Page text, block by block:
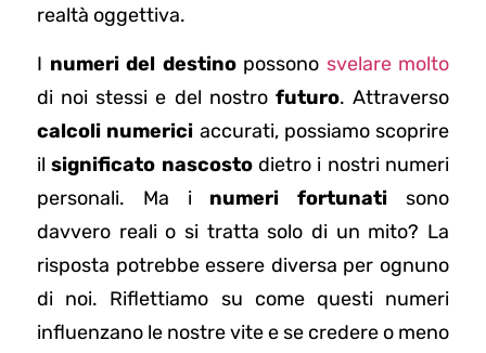
realtà oggettiva.
I numeri del destinopossono svelare molto
di noi stessi e del nostro futuro. Attraverso
calcoli numerici accurati, possiamo scoprire
ilsignificato nascostodietro i nostri numeri
personali. Ma i numeri fortunati sono
davvero reali o si tratta solo di un mito? La
risposta potrebbe essere diversa per ognuno
di noi. Riflettiamo su come questi numeri
influenzano le nostre vite e se credere o meno